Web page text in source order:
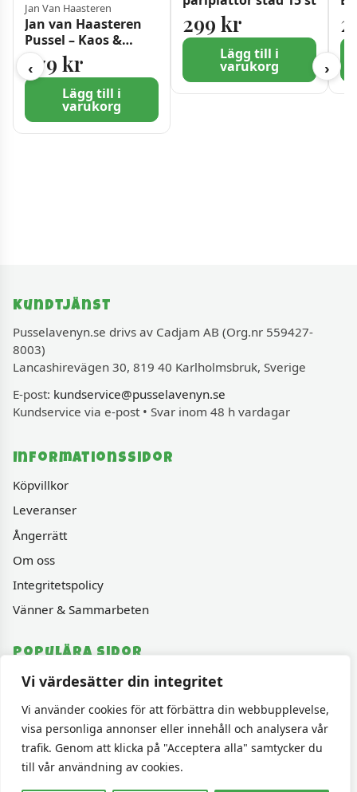
Vi värdesätter din integritet
Vi använder cookies för att förbättra din webbupplevelse,
visa personliga annonser eller innehåll och analysera vår
trafik. Genom att klicka på "Acceptera alla" samtycker du
till vår användning av cookies.
‹
Jan Van Haasteren
Jan van Haasteren
Pussel – Kaos &
Kreativitet: Hur kan
vi fixa det? 2000
bitar
279 kr
Lägg till i
varukorg
299 kr
Lägg till i
varukorg ›
Kundtjänst
Pusselavenyn.se drivs av Cadjam AB (Org.nr 559427-
8003)
Lancashirevägen 30, 819 40 Karlholmsbruk, Sverige
E-post: kundservice@pusselavenyn.se
Kundservice via e-post • Svar inom 48 h vardagar
Informationssidor
Köpvillkor
Leveranser
Ångerrätt
Om oss
Integritetspolicy
Vänner & Sammarbeten
Populära sidor
Varumärken
Fyndhörnan
1000 bitars pussel
Sällskapspel